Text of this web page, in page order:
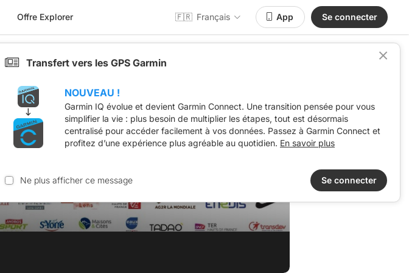
Offre Explorer 🇫🇷 Français App Se connecter
Transfert vers les GPS Garmin
NOUVEAU !
Garmin IQ évolue et devient Garmin Connect. Une transition pensée pour vous
simplifier la vie : plus besoin de multiplier les étapes, tout est désormais
centralisé pour accéder facilement à vos données. Passez à Garmin Connect et
profitez d’une expérience plus agréable au quotidien. En savoir plus
Ne plus afficher ce message Se connecter